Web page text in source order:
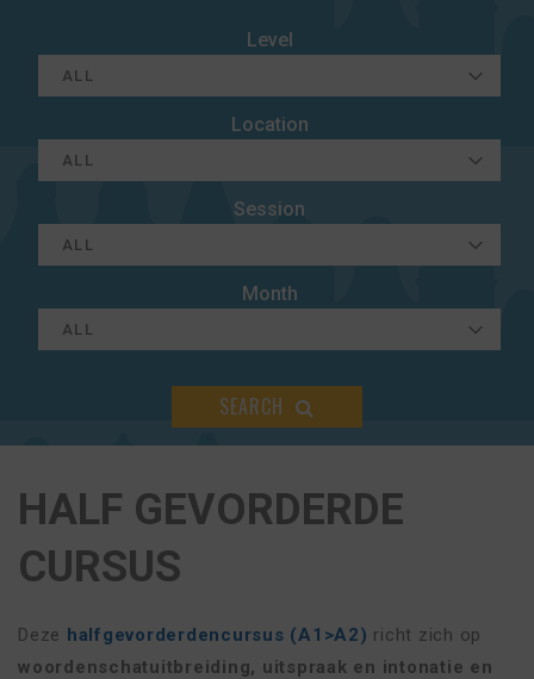
Level
Location
Session
Month
SEARCH
HALF GEVORDERDE
CURSUS
Deze halfgevorderdencursus (A1>A2) richt zich op
woordenschatuitbreiding, uitspraak en intonatie en